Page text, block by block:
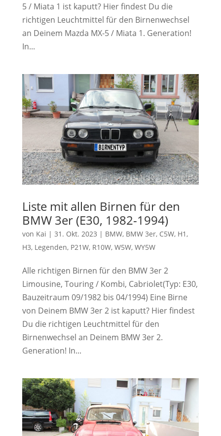
5 / Miata 1 ist kaputt? Hier findest Du die
richtigen Leuchtmittel für den Birnenwechsel
an Deinem Mazda MX-5 / Miata 1. Generation!
In...
Liste mit allen Birnen für den
BMW 3er (E30, 1982-1994)
von Kai | 31. Okt. 2023 | BMW, BMW 3er, C5W, H1,
H3, Legenden, P21W, R10W, W5W, WY5W
Alle richtigen Birnen für den BMW 3er 2
Limousine, Touring / Kombi, Cabriolet(Typ: E30,
Bauzeitraum 09/1982 bis 04/1994) Eine Birne
von Deinem BMW 3er 2 ist kaputt? Hier findest
Du die richtigen Leuchtmittel für den
Birnenwechsel an Deinem BMW 3er 2.
Generation! In...